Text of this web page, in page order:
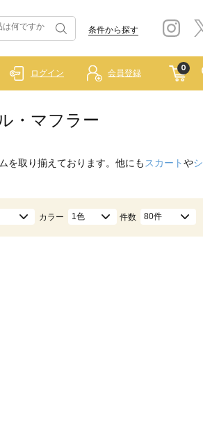
条件から探す
0
ログイン 会員登録
・マフラー
を取り揃えております。他にも スカートやシ
カラー 1色 件数 80件